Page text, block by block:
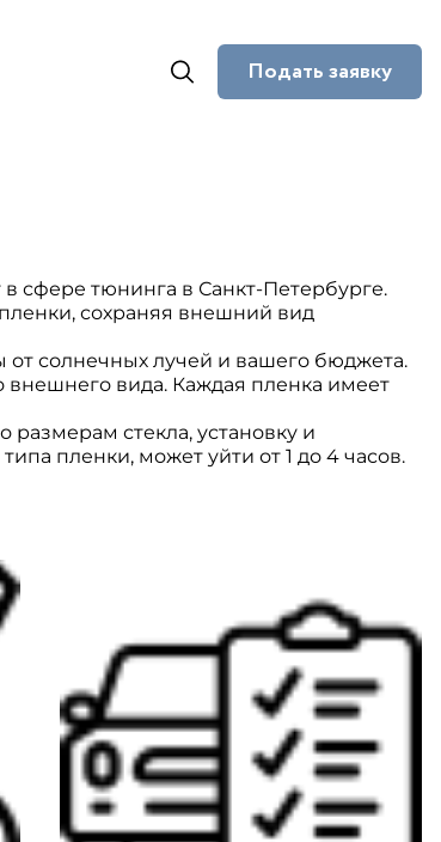
Подать заявку
сфере тюнинга в Санкт-Петербурге.
сохраняя внешний вид
солнечных лучей и вашего бюджета.
вида. Каждая пленка имеет
стекла, установку и
пленки, может уйти от 1 до 4 часов.